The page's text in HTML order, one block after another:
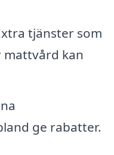
tjänster som
kan
ge rabatter.